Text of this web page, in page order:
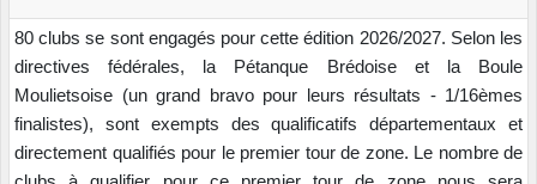
80 clubs se sont engagés pour cette édition 2026/2027. Selon les
directives fédérales, la Pétanque Brédoise et la Boule
Moulietsoise (un grand bravo pour leurs résultats - 1/16èmes
finalistes), sont exempts des qualificatifs départementaux et
directement qualifiés pour le premier tour de zone. Le nombre de